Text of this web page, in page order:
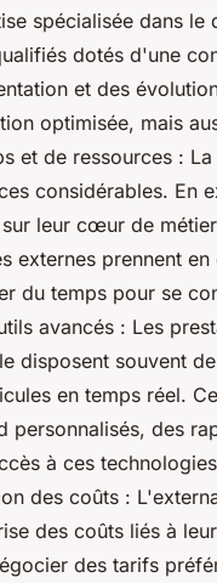
spécialisée dans le
dotés d'une
et des
optimisée, mais
et de ressources :
considérables. En
leur cœur de
externes prennent
du temps pour se
avancés : Les
disposent souvent
en temps réel.
personnalisés, des
à ces
des coûts :
des coûts liés à
des tarifs